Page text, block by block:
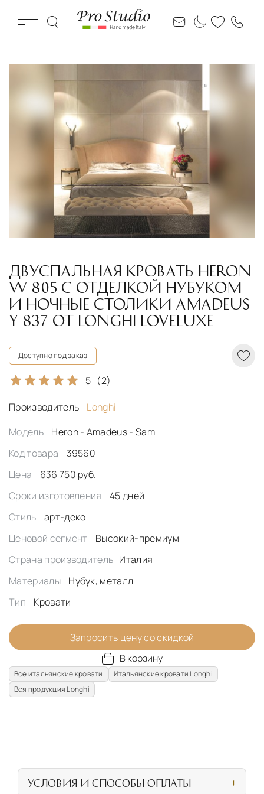
ДВУСПАЛЬНАЯ КРОВАТЬ HERON
W 805 С ОТДЕЛКОЙ НУБУКОМ
И НОЧНЫЕ СТОЛИКИ AMADEUS
Y 837 ОТ LONGHI LOVELUXE
Доступно под заказ
5 (2)
Производитель
Longhi
Модель
Heron - Amadeus - Sam
Код товара
39560
Цена
636 750 руб.
Сроки изготовления
45 дней
Стиль
арт-деко
Ценовой сегмент
Высокий-премиум
Страна производитель Италия
Материалы
Нубук, металл
Тип
Кровати
Запросить цену со скидкой
В корзину
Все итальянские кровати
Итальянские кровати Longhi
Вся продукция Longhi
УСЛОВИЯ И СПОСОБЫ ОПЛАТЫ